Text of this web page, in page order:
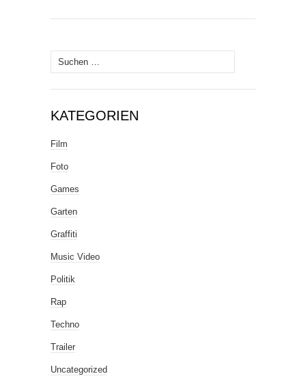
Suche
nach:
KATEGORIEN
Film
Foto
Games
Garten
Graffiti
Music Video
Politik
Rap
Techno
Trailer
Uncategorized